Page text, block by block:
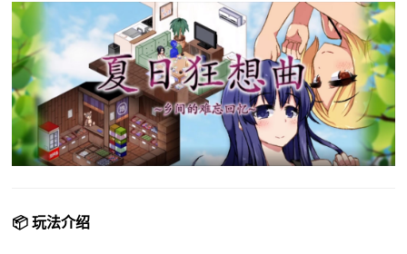
📦 玩法介绍